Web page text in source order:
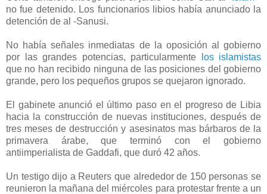
no fue detenido. Los funcionarios libios había anunciado la
detención de al -Sanusi.
No había señales inmediatas de la oposición al gobierno
por las grandes potencias, particularmente
los islamistas
que no han recibido ninguna de las posiciones del gobierno
grande, pero los pequeños grupos se quejaron ignorado.
El gabinete anunció el último paso en el progreso de Libia
hacia la construcción de nuevas instituciones, después de
tres meses de destrucción y asesinatos mas bárbaros de la
primavera árabe, que terminó con el gobierno
antiimperialista de Gaddafi, que duró 42 años.
Un testigo dijo a Reuters que alrededor de 150 personas se
reunieron la mañana del miércoles para protestar frente a un